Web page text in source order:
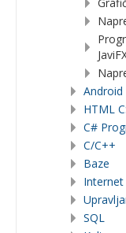
HTML
C#
C/C++
Baze
SQL